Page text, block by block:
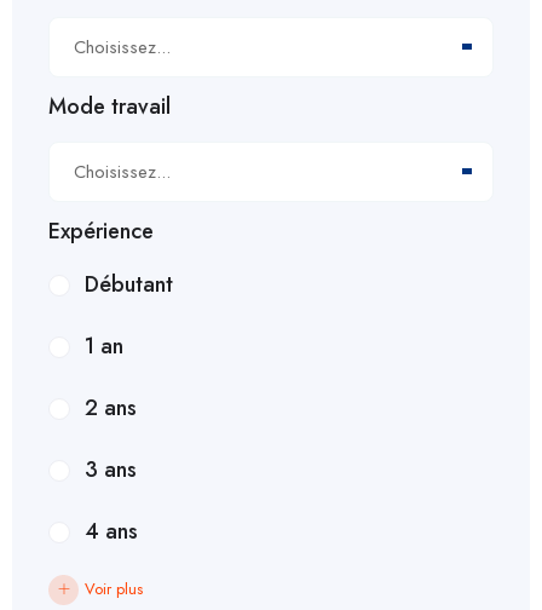
Choisissez...
Mode travail
Choisissez...
Expérience
Débutant
1 an
2 ans
3 ans
4 ans
Voir plus